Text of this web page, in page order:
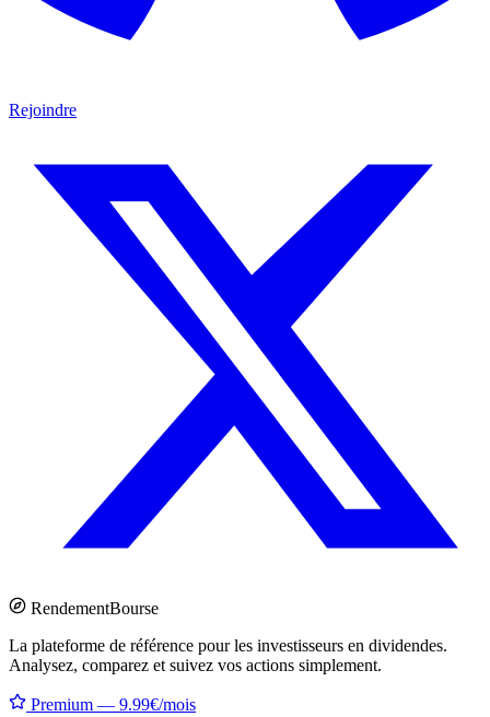
Rejoindre
RendementBourse
La plateforme de référence pour les investisseurs en dividendes.
Analysez, comparez et suivez vos actions simplement.
Premium — 9.99€/mois